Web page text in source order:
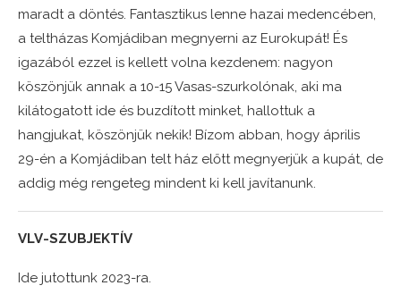
maradt a döntés. Fantasztikus lenne hazai medencében,
a teltházas Komjádiban megnyerni az Eurokupát! És
igazából ezzel is kellett volna kezdenem: nagyon
köszönjük annak a 10-15 Vasas-szurkolónak, aki ma
kilátogatott ide és buzdított minket, hallottuk a
hangjukat, köszönjük nekik! Bízom abban, hogy április
29-én a Komjádiban telt ház előtt megnyerjük a kupát, de
addig még rengeteg mindent ki kell javítanunk.
VLV-SZUBJEKTÍV
Ide jutottunk 2023-ra.